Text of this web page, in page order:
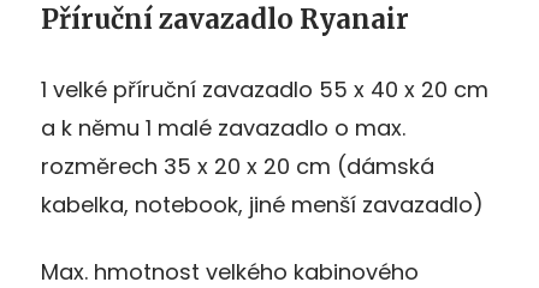
Příruční zavazadlo Ryanair
1 velké příruční zavazadlo 55 x 40 x 20 cm
a k němu 1 malé zavazadlo o max.
rozměrech 35 x 20 x 20 cm (dámská
kabelka, notebook, jiné menší zavazadlo)
Max. hmotnost velkého kabinového